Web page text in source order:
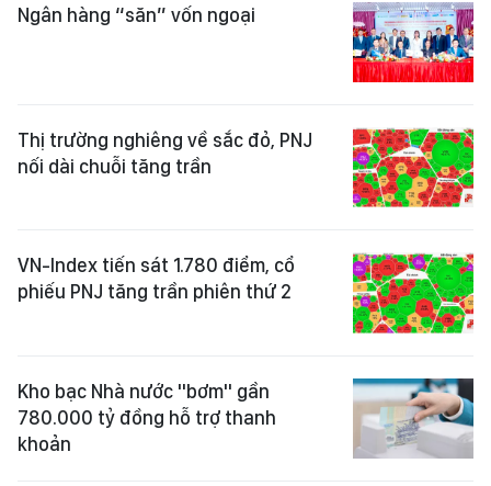
Ngân hàng “săn” vốn ngoại
Thị trường nghiêng về sắc đỏ, PNJ
nối dài chuỗi tăng trần
VN-Index tiến sát 1.780 điểm, cổ
phiếu PNJ tăng trần phiên thứ 2
Kho bạc Nhà nước "bơm" gần
780.000 tỷ đồng hỗ trợ thanh
khoản